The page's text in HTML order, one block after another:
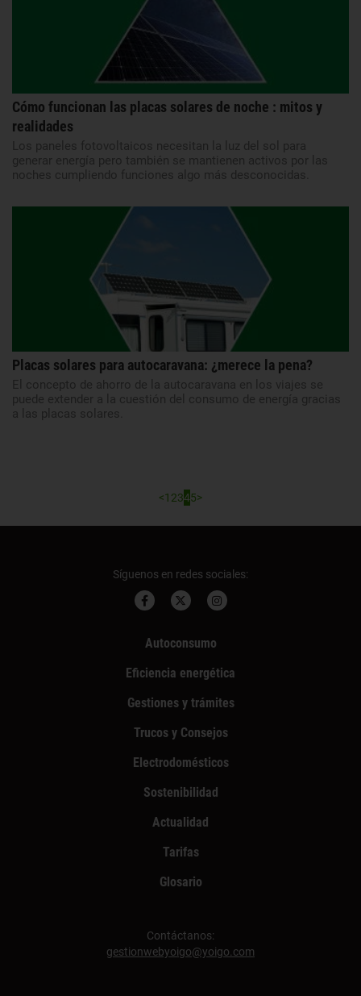
Cómo funcionan las placas solares de noche : mitos y
realidades
Los paneles fotovoltaicos necesitan la luz del sol para
generar energía pero también se mantienen activos por las
noches cumpliendo funciones algo más desconocidas.
Placas solares para autocaravana: ¿merece la pena?
El concepto de ahorro de la autocaravana en los viajes se
puede extender a la cuestión del consumo de energía gracias
a las placas solares.
<1 2345>
Síguenos en redes sociales:
Autoconsumo
Eficiencia energética
Gestiones y trámites
Trucos y Consejos
Electrodomésticos
Sostenibilidad
Actualidad
Tarifas
Glosario
Contáctanos:
gestionwebyoigo@yoigo.com